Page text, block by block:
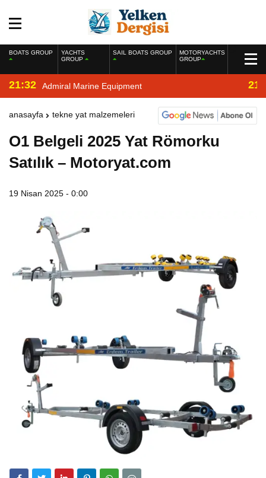
BOATS GROUP
YACHTS
GROUP
SAIL BOATS GROUP
MOTORYACHTS
GROUP
21:32 Admiral Marine Equipment
anasayfa tekne yat malzemeleri
O1 Belgeli 2025 Yat Römorku
Satılık – Motoryat.com
19 Nisan 2025 - 0:00